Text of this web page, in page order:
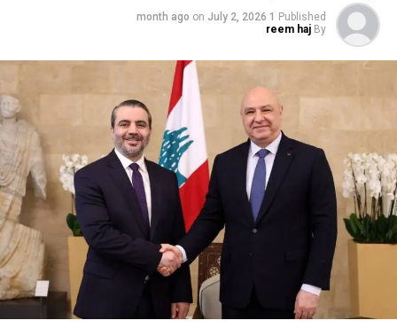
Published
1 month ago
on July 2, 2026
By
reem haj